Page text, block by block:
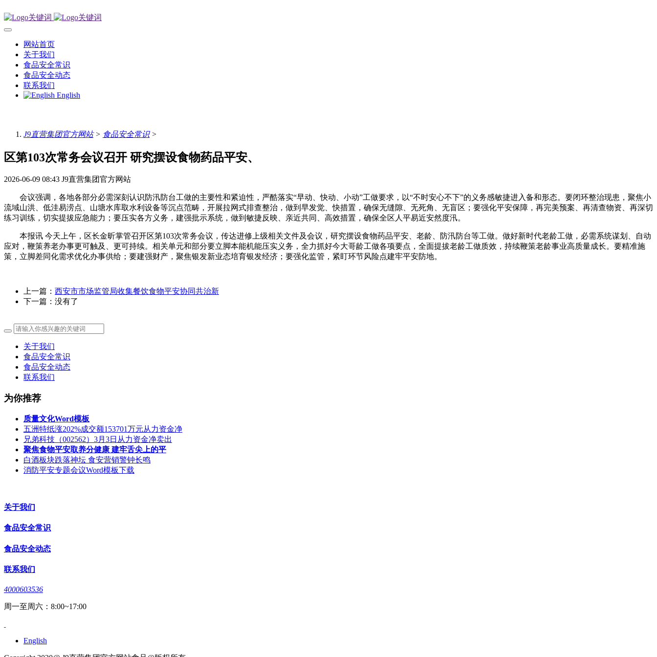
网站首页
关于我们
食品安全常识
食品安全动态
联系我们
English
J9直营集团官方网站> 食品安全常识>
区第103次常务会议召开 研究摆设食物药品平安、
2026-06-09 08:43 J9直营集团官方网站
会议强调，各地各部分必需深刻认识防汛防台工做的主要性和紧迫性，严酷落实“早动、快动、小动”工做要求，以“不时安心不下”的义务感敏捷进入备和形态。要闭环整治现患，聚焦小
流域山洪、低洼易涝点、山塘水库取水利设备等沉点范畴，开展拉网式排查整治，做到早发觉、快措置，确保无缝隙、无死角、无盲区；要强化平安保障，再完美预案、再清查物资、再深切
练习训练，切实提拔应急能力；要压实各方义务，建强批示系统，做到敏捷反映、亲近共同、高效措置，确保全区人平易近安然度汛。
本报讯 今天上午，区长金昕掌管召开区第103次常务会议，传达进修上级相关文件及会议，研究摆设食物药品平安、老龄、防汛防台等工做。做好新时代老龄工做，必需系统谋划、自动
应对，鞭策养老办事更可触及、更可持续。相关单元和部分要立脚本能机能压实义务，全力抓好今大哥龄工做各项要点，全面提拔老龄工做质效，持续鞭策老龄事业高质量成长。要精准施
策，立脚差同化需求优化办事供给；要建强财产，聚焦银发新业态培育银发经济；要强化监管，紧盯环节风险点建牢平安防地。
上一篇： 西安市市场监管局收集餐饮食物平安协同共治新
下一篇：没有了
关于我们
食品安全常识
食品安全动态
联系我们
为你推荐
质量文化Word模板
五洲特纸涨202%成交额153701万元从力资金净
兄弟科技（002562）3月3日从力资金净卖出
聚焦食物平安取养分健康 建牢舌尖上的平
白酒板块跌落神坛 食安营销警钟长鸣
消防平安专题会议Word模板下载
关于我们
食品安全常识
食品安全动态
联系我们
4000603536
周一至周六：8:00~17:00
English